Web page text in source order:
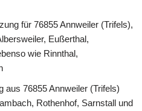
für 76855 Annweiler (Trifels),
Eußerthal,
wie Rinnthal,
aus 76855 Annweiler (Trifels)
Rothenhof, Sarnstall und